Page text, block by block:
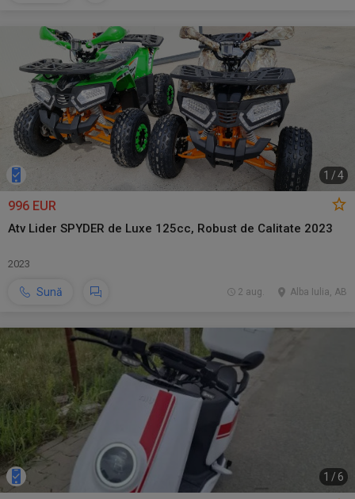
1 /4
996 EUR
Atv Lider SPYDER de Luxe 125cc, Robust de Calitate 2023
2023
Sună Alba Iulia, AB
2 aug.
1 /6